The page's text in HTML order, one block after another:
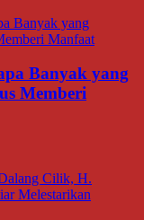
Banyak yang
Memberi